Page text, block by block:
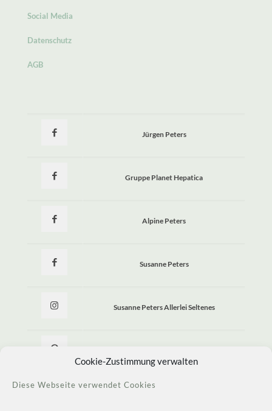
Cookie-Zustimmung verwalten
Diese Webseite verwendet Cookies
Social Media
Datenschutz
AGB
Jürgen Peters
Gruppe Planet Hepatica
Alpine Peters
Susanne Peters
Susanne Peters Allerlei Seltenes